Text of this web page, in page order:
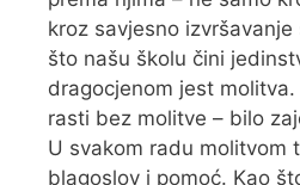
kroz savjesno
što našu školu čini
dragocjenom jest
rasti bez molitve – bilo
U svakom radu molitvom
blagoslov i pomoć. Kao